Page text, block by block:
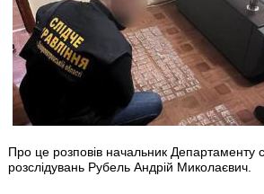
Про це розповів начальник Департаменту
розслідувань Рубель Андрій Миколаєвич.